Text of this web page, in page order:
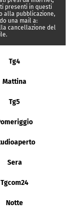
presenti in questi
alla pubblicazione,
una mail a:
cancellazione del
Tg4
Mattina
Tg5
Sera
Tgcom24
Notte